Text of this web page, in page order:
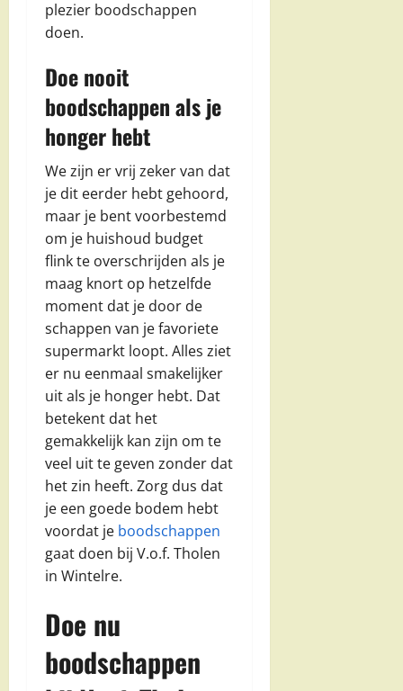
plezier boodschappen
doen.
Doe nooit
boodschappen als je
honger hebt
We zijn er vrij zeker van dat
je dit eerder hebt gehoord,
maar je bent voorbestemd
om je huishoud budget
flink te overschrijden als je
maag knort op hetzelfde
moment dat je door de
schappen van je favoriete
supermarkt loopt. Alles ziet
er nu eenmaal smakelijker
uit als je honger hebt. Dat
betekent dat het
gemakkelijk kan zijn om te
veel uit te geven zonder dat
het zin heeft. Zorg dus dat
je een goede bodem hebt
voordat je boodschappen
gaat doen bij V.o.f. Tholen
in Wintelre.
Doe nu
boodschappen